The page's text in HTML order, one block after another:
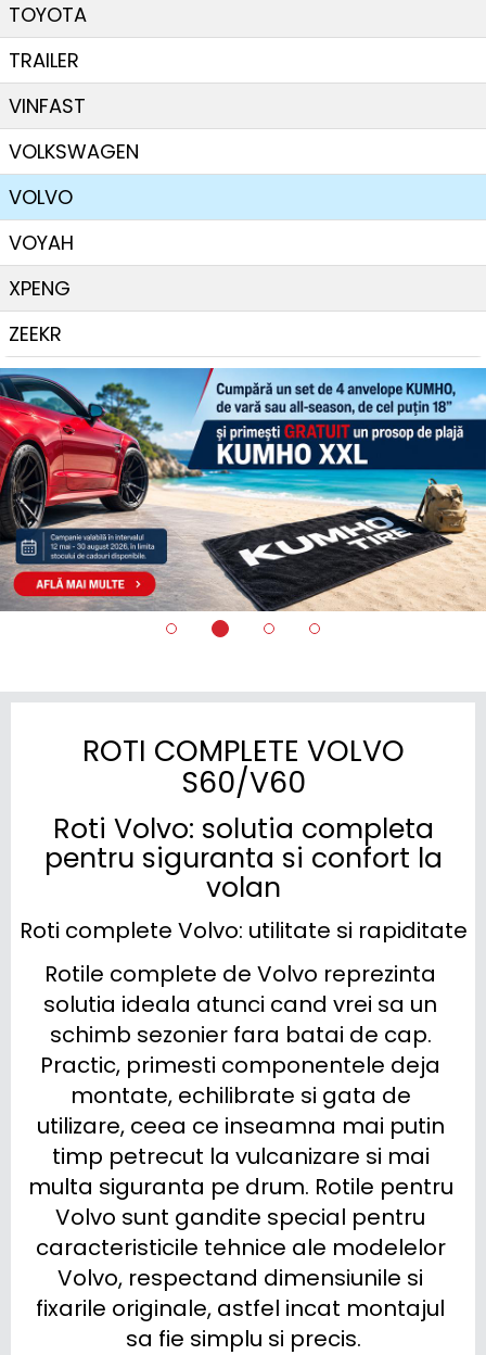
TOYOTA
TRAILER
VINFAST
VOLKSWAGEN
VOLVO
VOYAH
XPENG
ZEEKR
ROTI COMPLETE VOLVO
S60/V60
Roti Volvo: solutia completa
pentru siguranta si confort la
volan
Roti complete Volvo: utilitate si rapiditate
Rotile complete de Volvo reprezinta
solutia ideala atunci cand vrei sa un
schimb sezonier fara batai de cap.
Practic, primesti componentele deja
montate, echilibrate si gata de
utilizare, ceea ce inseamna mai putin
timp petrecut la vulcanizare si mai
multa siguranta pe drum. Rotile pentru
Volvo sunt gandite special pentru
caracteristicile tehnice ale modelelor
Volvo, respectand dimensiunile si
fixarile originale, astfel incat montajul
sa fie simplu si precis.